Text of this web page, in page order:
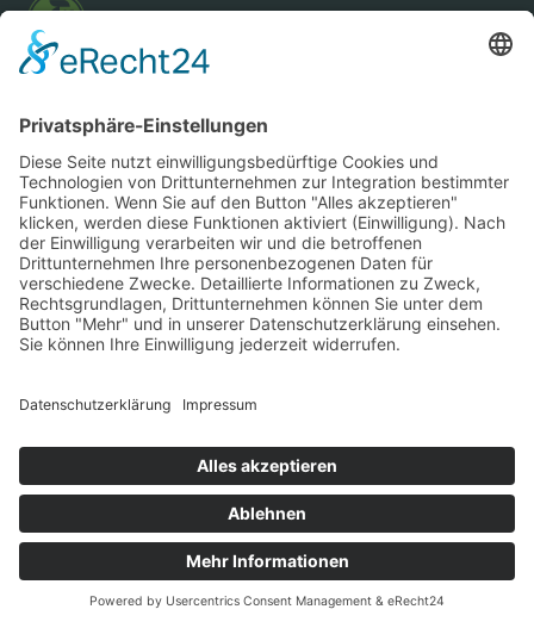
HAHN Service GmbH
Hommelstraße 2
55743 Idar-Oberstein
Leistungen
Referenzen
Zertifizierung
Nachunternehmer
Expertise
Brand Video